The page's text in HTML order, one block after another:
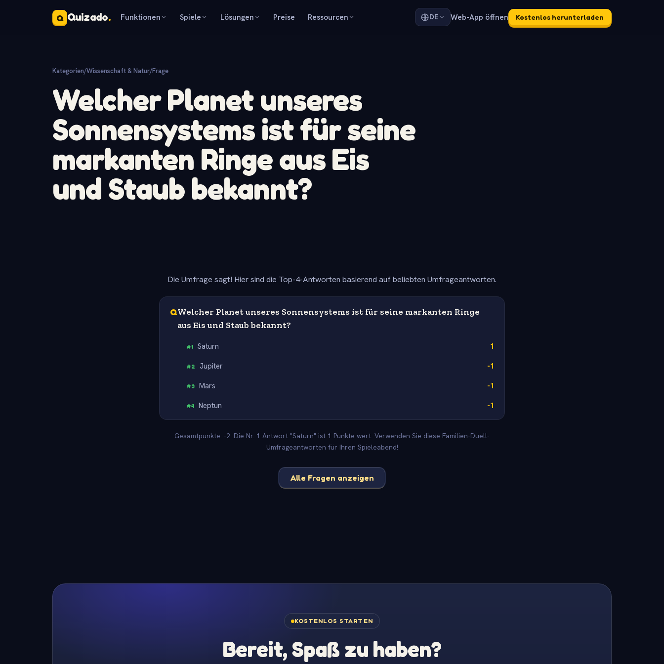
Q Quizado. Funktionen Spiele Lösungen Preise Ressourcen DE Web-App öffnen Kostenlos herunterladen
Kategorien/Wissenschaft & Natur/Frage
Welcher Planet unseres
Sonnensystems ist für seine
markanten Ringe aus Eis
und Staub bekannt?
Die Umfrage sagt! Hier sind die Top-4-Antworten basierend auf beliebten Umfrageantworten.
QWelcher Planet unseres Sonnensystems ist für seine markanten Ringe
aus Eis und Staub bekannt?
#1 Saturn 1
#2 Jupiter -1
#3 Mars -1
#4 Neptun -1
Gesamtpunkte: -2. Die Nr. 1 Antwort "Saturn" ist 1 Punkte wert. Verwenden Sie diese Familien-Duell-
Umfrageantworten für Ihren Spieleabend!
Alle Fragen anzeigen
KOSTENLOS STARTEN
Bereit, Spaß zu haben?